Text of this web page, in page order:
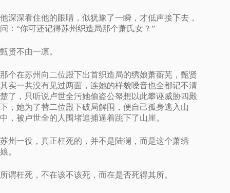
他深深看住他的眼睛，似犹豫了一瞬，才低声接下去，
问：“你可还记得苏州织造局那个萧氏女？”
甄贤不由一凛。
那个在苏州向二位殿下出首织造局的绣娘萧蘅芜，甄贤
其实一共没有见过两面，连她的样貌嗓音也全都记不清
楚了，只听说卢世全污她偷盗公帑想以此攀诬威胁四殿
下，她为了替二位殿下破局解围，便自己孤身逃入山
中，被卢世全的人围堵追捕逼着跳下了山崖。
苏州一役，真正枉死的，并不是陆澜，而是这个萧绣
娘。
所谓枉死，不在该不该死，而在是否死得其所。